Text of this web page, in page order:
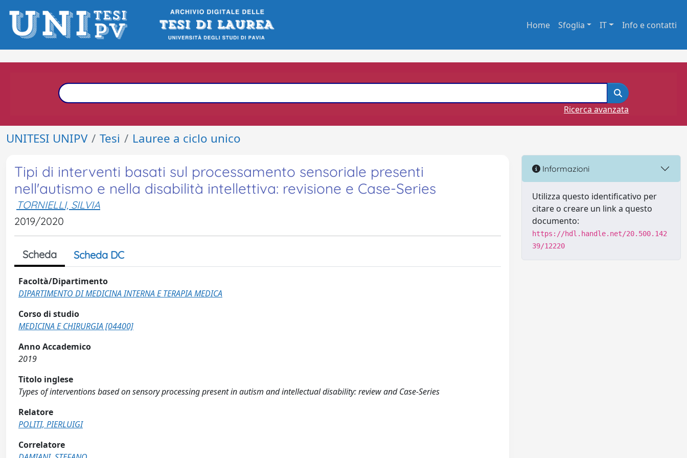
Home Sfoglia IT Info e contatti
Ricerca avanzata
UNITESI UNIPV Tesi Lauree a ciclo unico
Tipi di interventi basati sul processamento sensoriale presenti
nell'autismo e nella disabilità intellettiva: revisione e Case-Series
TORNIELLI, SILVIA
2019/2020
Scheda Scheda DC
Facoltà/Dipartimento
DIPARTIMENTO DI MEDICINA INTERNA E TERAPIA MEDICA
Corso di studio
MEDICINA E CHIRURGIA [04400]
Anno Accademico
2019
Titolo inglese
Types of interventions based on sensory processing present in autism and intellectual disability: review and Case-Series
Relatore
POLITI, PIERLUIGI
Correlatore
Informazioni
Utilizza questo identificativo per
citare o creare un link a questo
documento:
https://hdl.handle.net/20.500.142
39/12220